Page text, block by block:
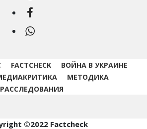
Facebook
WhatsApp
FACTCHECK
ВОЙНА В УКРАИНЕ
МЕТОДИКА
РАССЛЕДОВАНИЯ
©2022 Factcheck